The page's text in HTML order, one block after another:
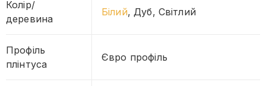
Колір/
деревина
Білий, Дуб, Світлий
Профіль
плінтуса
Євро профіль